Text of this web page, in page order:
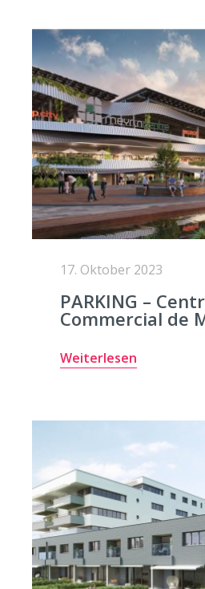
17. Oktober 2023
PARKING –
Commercial de
Weiterlesen